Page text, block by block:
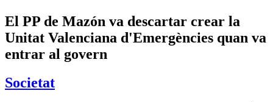
El PP de Mazón va descartar crear la
Unitat Valenciana d'Emergències quan va
entrar al govern
Societat